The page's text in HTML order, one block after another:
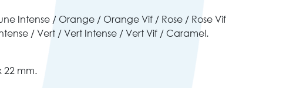
Intense / Orange / Orange Vif / Rose / Rose Vif
/ Vert / Vert Intense / Vert Vif / Caramel.
22 mm.